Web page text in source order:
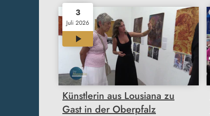
3
Juli 2026
00:38
Künstlerin aus Lousiana zu
Gast in der Oberpfalz